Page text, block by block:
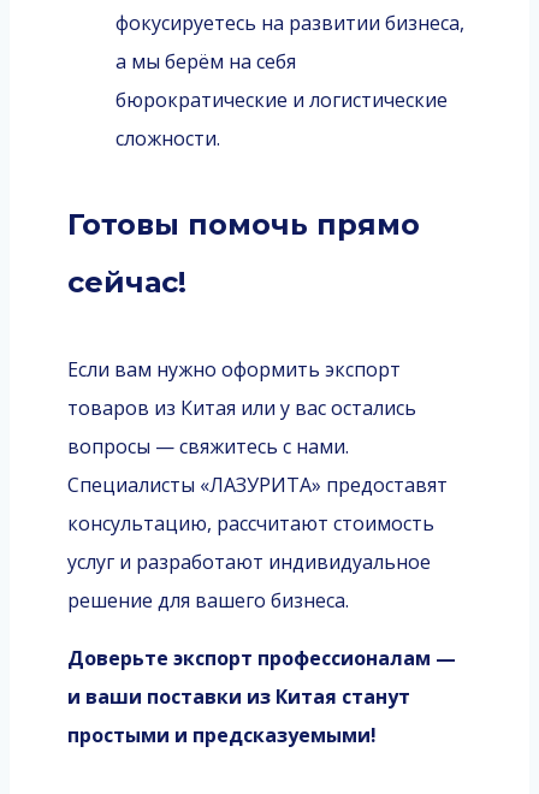
фокусируетесь на развитии бизнеса,
а мы берём на себя
бюрократические и логистические
сложности.
Готовы помочь прямо
сейчас!
Если вам нужно оформить экспорт
товаров из Китая или у вас остались
вопросы — свяжитесь с нами.
Специалисты «ЛАЗУРИТА» предоставят
консультацию, рассчитают стоимость
услуг и разработают индивидуальное
решение для вашего бизнеса.
Доверьте экспорт профессионалам —
и ваши поставки из Китая станут
простыми и предсказуемыми!